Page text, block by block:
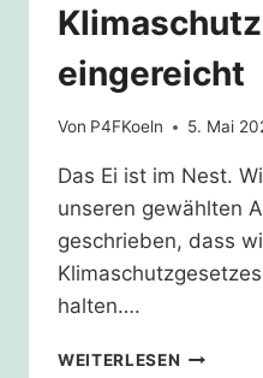
eingereicht
Von P4FKoeln 5. Mai
Das Ei ist im Nest.
unseren gewählten
geschrieben, dass
halten….
WEITERLESEN EU-